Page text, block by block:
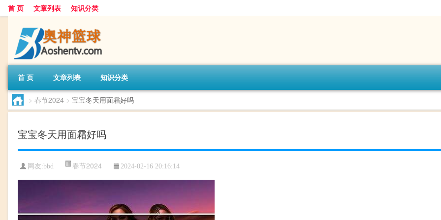
首 页 文章列表 知识分类
首 页 文章列表 知识分类
> 春节2024 > 宝宝冬天用面霜好吗
宝宝冬天用面霜好吗
网友:bbd 春节2024 2024-02-16 20:16:14